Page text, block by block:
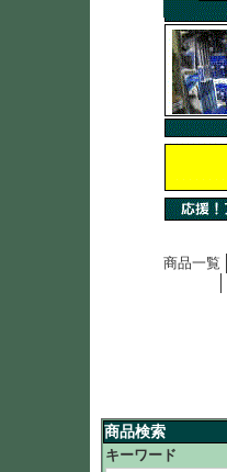
商品一覧
商品検索
キーワード